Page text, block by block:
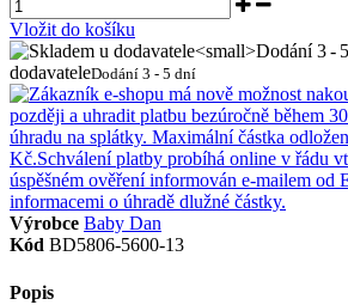
Vložit do košíku
dodavateleDodání 3 - 5 dní
Výrobce Baby Dan
Kód BD5806-5600-13
Popis